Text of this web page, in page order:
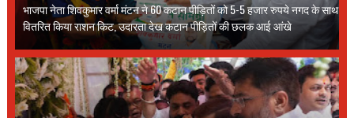
भाजपा नेता शिवकुमार वर्मा मंटन ने 60 कटान पीड़ितों को 5-5 हजार रुपये नगद के साथ
वितरित किया राशन किट, उदारता देख कटान पीड़ितों की छलक आई आंखे